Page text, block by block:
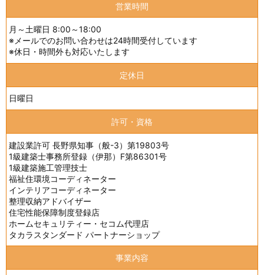
営業時間
月～土曜日 8:00～18:00
※メールでのお問い合わせは24時間受付しています
※休日・時間外も対応いたします
定休日
日曜日
許可・資格
建設業許可 長野県知事（般-3）第19803号
1級建築士事務所登録（伊那）F第86301号
1級建築施工管理技士
福祉住環境コーディネーター
インテリアコーディネーター
整理収納アドバイザー
住宅性能保障制度登録店
ホームセキュリティー・セコム代理店
タカラスタンダード パートナーショップ
事業内容